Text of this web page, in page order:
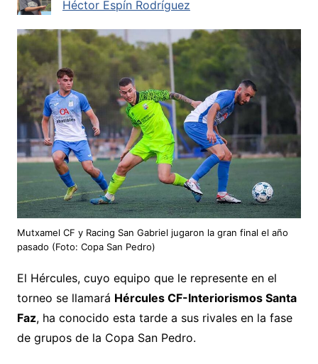
Héctor Espín Rodríguez
Mutxamel CF y Racing San Gabriel jugaron la gran final el año
pasado (Foto: Copa San Pedro)
El Hércules, cuyo equipo que le represente en el
torneo se llamará Hércules CF-Interiorismos Santa
Faz, ha conocido esta tarde a sus rivales en la fase
de grupos de la Copa San Pedro.